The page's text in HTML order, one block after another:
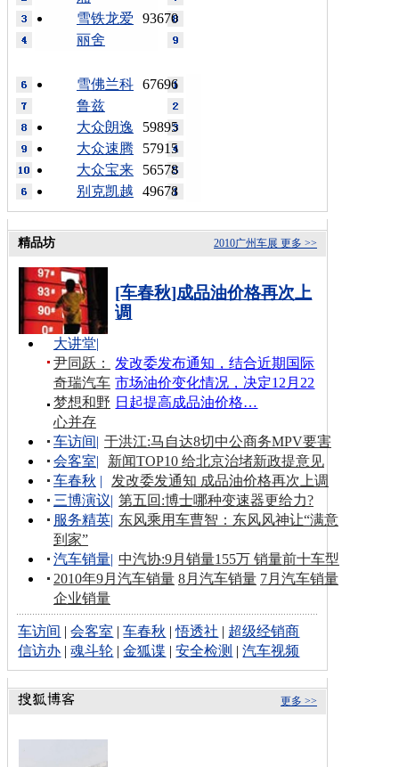
93670
雪铁龙爱
丽舍
67696
雪佛兰科
鲁兹
59895
大众朗逸
57915
大众速腾
56578
大众宝来
49678
别克凯越
更多 >>
2010广州车展
精品坊
[车春秋]成品油价格再次上
调
发改委发布通知，结合近期国际
市场油价变化情况，决定12月22
日起提高成品油价格…
大讲堂|
尹同跃：
奇瑞汽车
梦想和野
心并存
车访间| 于洪江:马自达8切中公商务MPV要害
会客室|
新闻TOP10 给北京治堵新政提意见
车春秋 |
发改委发通知 成品油价格再次上调
三博演议| 第五回:博士哪种变速器更给力?
服务精英| 东风乘用车曹智：东风风神让“满意
到家”
汽车销量| 中汽协:9月销量155万 销量前十车型
2010年9月汽车销量 8月汽车销量 7月汽车销量
企业销量
车访间 |会客室 |车春秋 |悟透社 | 超级经销商
信访办 |魂斗轮 |金狐谍 |安全检测 |汽车视频
更多 >>